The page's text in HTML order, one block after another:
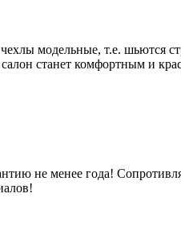
модельные, т.е. шьются
станет комфортным и
не менее года!